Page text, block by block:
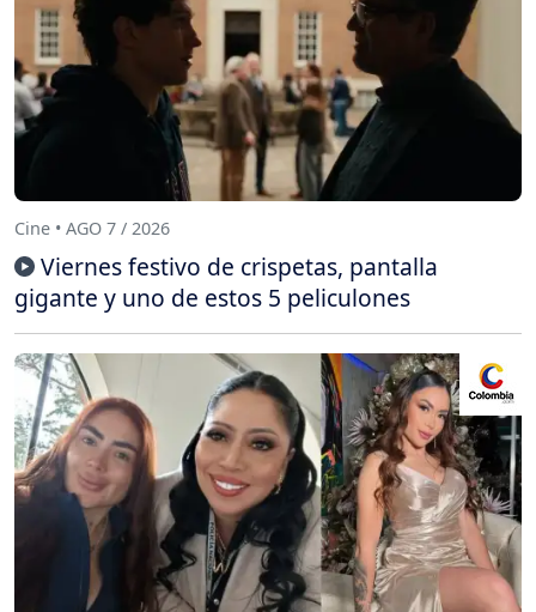
Cine • AGO 7 / 2026
Viernes festivo de crispetas, pantalla
gigante y uno de estos 5 peliculones